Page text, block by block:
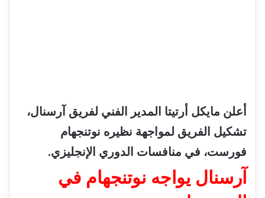
أعلن مايكل أرتيتا المدير الفني لفريق آرسنال،
تشكيل الفريق لمواجهة نظيره نوتنجهام
فورست، في منافسات الدوري الإنجليزي.
آرسنال يواجه نوتنجهام في